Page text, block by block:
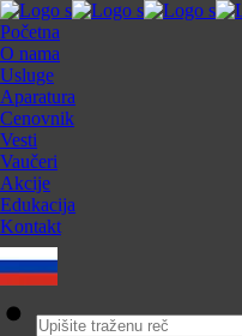
Početna
O nama
Usluge
Aparatura
Cenovnik
Vesti
Vaučeri
Akcije
Edukacija
Kontakt